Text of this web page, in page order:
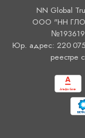
NN Global
ООО "НН
Юр. адрес: 220
реестре